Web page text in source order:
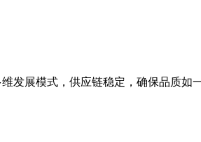
发展模式，供应链稳定，确保品质如